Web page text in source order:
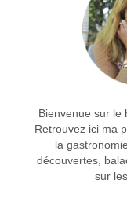
Bienvenue sur le
Retrouvez ici ma
la
découvertes,
sur